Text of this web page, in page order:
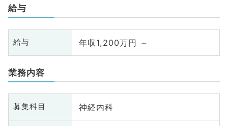
給与
給与 年収1,200万円 ～
業務内容
募集科目 神経内科